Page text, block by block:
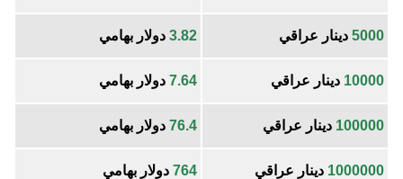
5000 دينار عراقي 3.82 دولار بهامي
10000 دينار عراقي 7.64 دولار بهامي
100000 دينار عراقي 76.4 دولار بهامي
1000000 دينار عراقي 764 دولار بهامي